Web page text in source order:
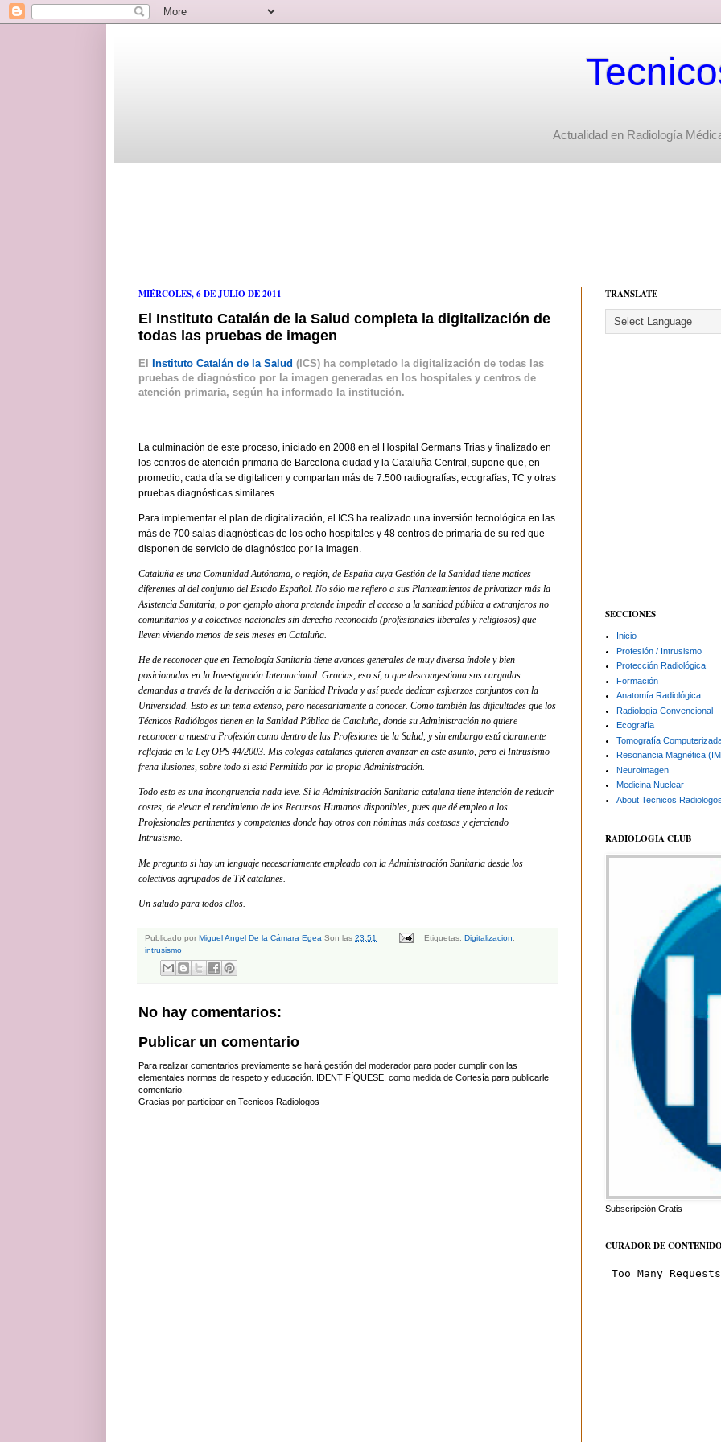
Actualidad en Radiología
MIÉRCOLES, 6 DE JULIO DE 2011
El Instituto Catalán de la Salud completa la digitalización de
todas las pruebas de imagen
El Instituto Catalán de la Salud (ICS) ha completado la digitalización de todas las
pruebas de diagnóstico por la imagen generadas en los hospitales y centros de
atención primaria, según ha informado la institución.
La culminación de este proceso, iniciado en 2008 en el Hospital Germans Trias y finalizado en
los centros de atención primaria de Barcelona ciudad y la Cataluña Central, supone que, en
promedio, cada día se digitalicen y compartan más de 7.500 radiografías, ecografías, TC y otras
pruebas diagnósticas similares.
Para implementar el plan de digitalización, el ICS ha realizado una inversión tecnológica en las
más de 700 salas diagnósticas de los ocho hospitales y 48 centros de primaria de su red que
disponen de servicio de diagnóstico por la imagen.
Cataluña es una Comunidad Autónoma, o región, de España cuya Gestión de la Sanidad tiene matices
diferentes al del conjunto del Estado Español. No sólo me refiero a sus Planteamientos de privatizar más la
Asistencia Sanitaria, o por ejemplo ahora pretende impedir el acceso a la sanidad pública a extranjeros no
comunitarios y a colectivos nacionales sin derecho reconocido (profesionales liberales y religiosos) que
lleven viviendo menos de seis meses en Cataluña.
He de reconocer que en Tecnología Sanitaria tiene avances generales de muy diversa índole y bien
posicionados en la Investigación Internacional. Gracias, eso sí, a que descongestiona sus cargadas
demandas a través de la derivación a la Sanidad Privada y así puede dedicar esfuerzos conjuntos con la
Universidad. Esto es un tema extenso, pero necesariamente a conocer. Como también las dificultades que los
Técnicos Radiólogos tienen en la Sanidad Pública de Cataluña, donde su Administración no quiere
reconocer a nuestra Profesión como dentro de las Profesiones de la Salud, y sin embargo está claramente
reflejada en la Ley OPS 44/2003. Mis colegas catalanes quieren avanzar en este asunto, pero el Intrusismo
frena ilusiones, sobre todo si está Permitido por la propia Administración.
Todo esto es una incongruencia nada leve. Si la Administración Sanitaria catalana tiene intención de reducir
costes, de elevar el rendimiento de los Recursos Humanos disponibles, pues que dé empleo a los
Profesionales pertinentes y competentes donde hay otros con nóminas más costosas y ejerciendo
Intrusismo.
Me pregunto si hay un lenguaje necesariamente empleado con la Administración Sanitaria desde los
colectivos agrupados de TR catalanes.
Un saludo para todos ellos.
Publicado por Miguel Angel De la Cámara Egea Son las 23:51 Etiquetas: Digitalizacion
intrusismo
No hay comentarios:
Publicar un comentario
Para realizar comentarios previamente se hará gestión del moderador para poder cumplir con las
elementales normas de respeto y educación. IDENTIFÍQUESE, como medida de Cortesía para publicarle
comentario.
Gracias por participar en Tecnicos Radiologos
TRANSLATE
SECCIONES
Inicio
Profesión / Intrusismo
Protección Radiológica
Formación
Anatomía Radiológica
Radiología Convencional
Ecografía
Tomografía
Resonancia Magnética
Neuroimagen
Medicina Nuclear
About Tecnicos
RADIOLOGIA CLUB
Subscripción Gratis
CURADOR DE